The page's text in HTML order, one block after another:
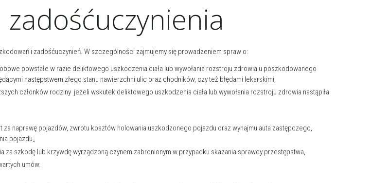
i zadośćuczynień. W szczególności zajmujemy się prowadzeniem spraw o:
powstałe w razie deliktowego uszkodzenia ciała lub wywołania rozstroju zdrowia u poszkodowanego
następstwem złego stanu nawierzchni ulic oraz chodników, czy też błędami lekarskimi,
członków rodziny jeżeli wskutek deliktowego uszkodzenia ciała lub wywołania rozstroju zdrowia nastąpiła
naprawę pojazdów, zwrotu kosztów holowania uszkodzonego pojazdu oraz wynajmu auta zastępczego,
pojazdu,,
za szkodę lub krzywdę wyrządzoną czynem zabronionym w przypadku skazania sprawcy przestępstwa,
umów.